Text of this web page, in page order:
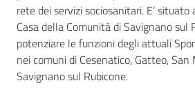
rete dei servizi sociosanitari. E’
Casa della Comunità di Savignano sul
potenziare le funzioni degli attuali
nei comuni di Cesenatico, Gatteo, San
Savignano sul Rubicone.